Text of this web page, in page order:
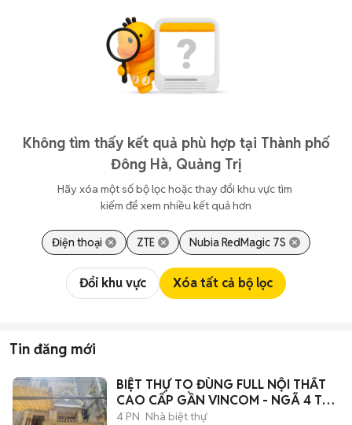
Không tìm thấy kết quả phù hợp tại Thành phố
Đông Hà, Quảng Trị
Hãy xóa một số bộ lọc hoặc thay đổi khu vực tìm
kiếm để xem nhiều kết quả hơn
Điện thoại ZTE Nubia RedMagic 7S
Đổi khu vực Xóa tất cả bộ lọc
Tin đăng mới
BIỆT THỰ TO ĐÙNG FULL NỘI THẤT
CAO CẤP GẦN VINCOM - NGÃ 4 THỦ
ĐỨC
4 PN Nhà biệt thự